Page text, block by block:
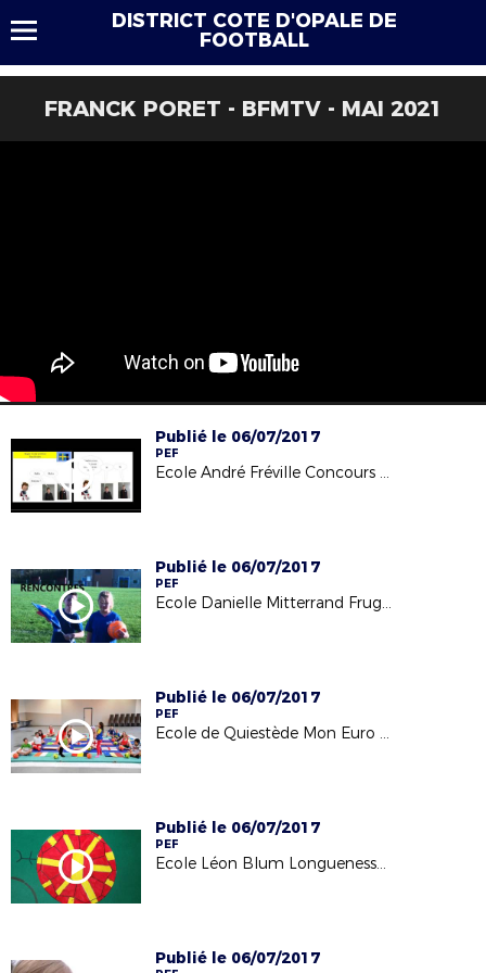
DISTRICT COTE D'OPALE DE
FOOTBALL
FRANCK PORET - BFMTV - MAI 2021
Publié le 06/07/2017
PEF
Ecole André Fréville Concours Mon Euro 2016
Publié le 06/07/2017
PEF
Ecole Danielle Mitterrand Fruges CM1 Mon Euro 2016
Publié le 06/07/2017
PEF
Ecole de Quiestède Mon Euro 2016
Publié le 06/07/2017
PEF
Ecole Léon Blum Longuenesse Mon Euro 2016
Publié le 06/07/2017